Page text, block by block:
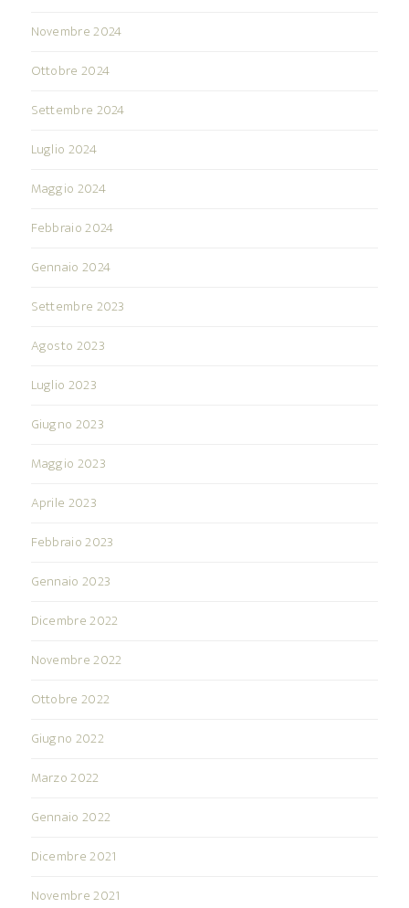
Novembre 2024
Ottobre 2024
Settembre 2024
Luglio 2024
Maggio 2024
Febbraio 2024
Gennaio 2024
Settembre 2023
Agosto 2023
Luglio 2023
Giugno 2023
Maggio 2023
Aprile 2023
Febbraio 2023
Gennaio 2023
Dicembre 2022
Novembre 2022
Ottobre 2022
Giugno 2022
Marzo 2022
Gennaio 2022
Dicembre 2021
Novembre 2021